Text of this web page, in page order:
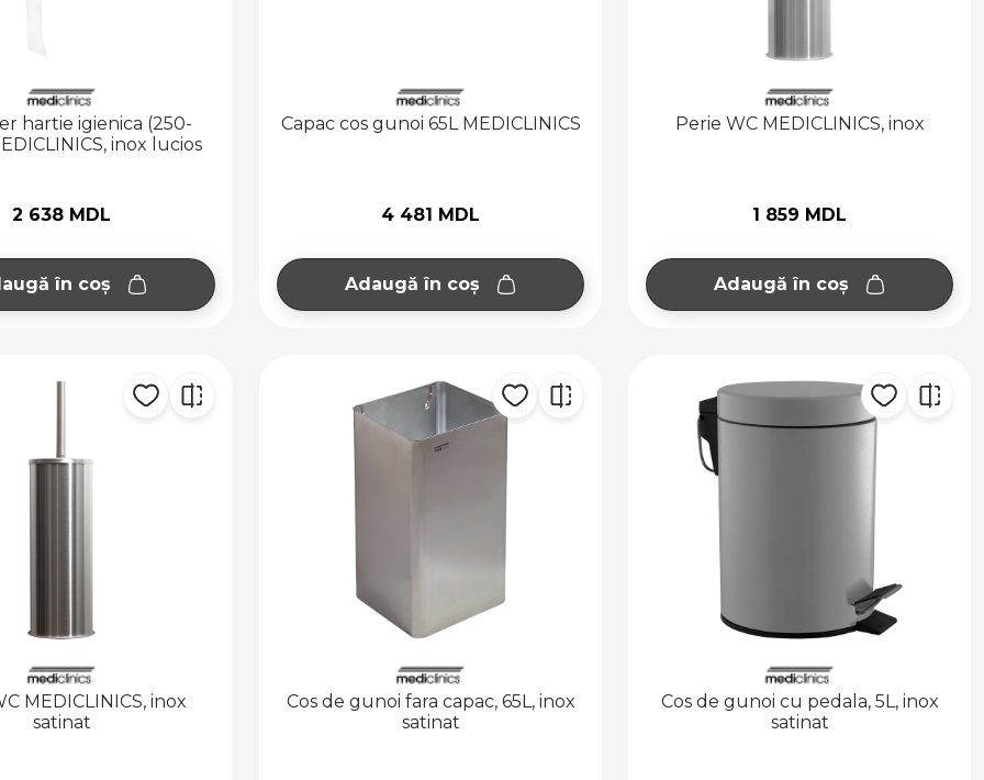
hartie igienica (250-
inox lucios
2 638 MDL
în coș
Capac cos gunoi 65L MEDICLINICS
4 481 MDL
Adaugă în coș
Perie WC MEDICLINICS, inox
1 859 MDL
Adaugă în coș
MEDICLINICS, inox
satinat
Cos de gunoi fara capac, 65L, inox
satinat
Cos de gunoi cu pedala, 5L, inox
satinat